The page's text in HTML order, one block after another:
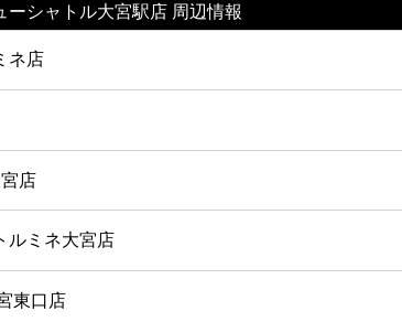
ーシャトル大宮駅店 周辺情報
ネ店
店
ルミネ大宮店
東口店